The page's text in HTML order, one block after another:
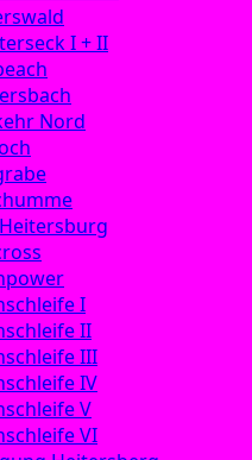
I + II
Nord
I
II
III
IV
V
VI